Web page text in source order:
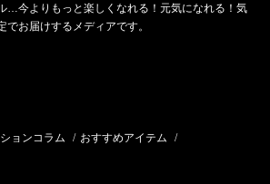
…今よりもっと楽しくなれる！元気になれる！気
お届けするメディアです。
ョンコラム / おすすめアイテム /